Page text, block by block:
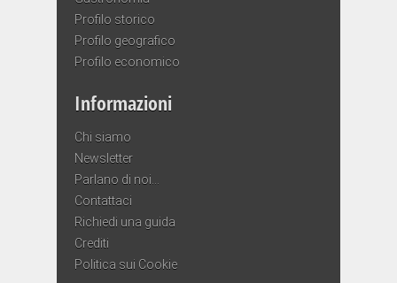
Profilo storico
Profilo geografico
Profilo economico
Informazioni
Chi siamo
Newsletter
Parlano di noi…
Contattaci
Richiedi una guida
Crediti
Politica sui Cookie